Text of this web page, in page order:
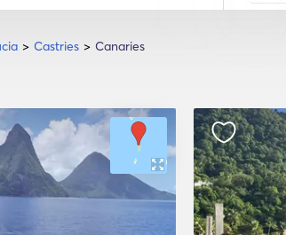
Castries Canaries